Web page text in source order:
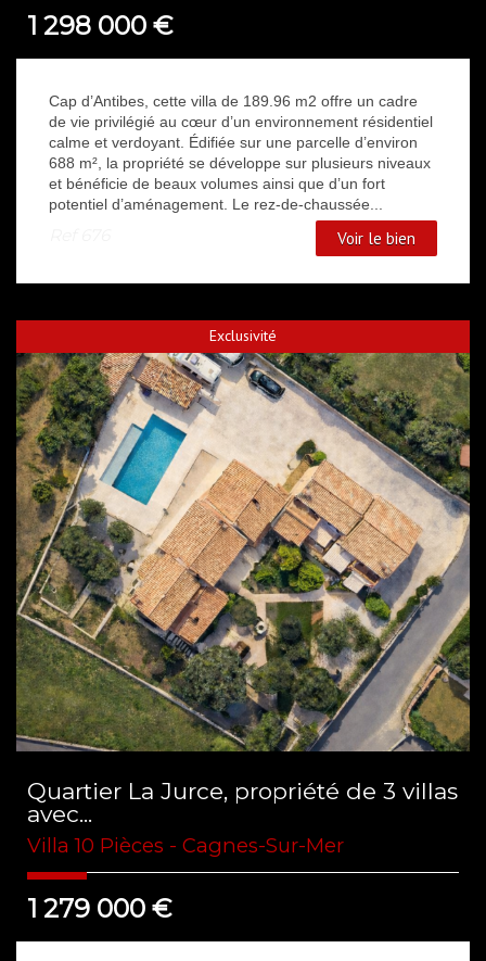
1 298 000 €
Cap d’Antibes, cette villa de 189.96 m2 offre un cadre
de vie privilégié au cœur d’un environnement résidentiel
calme et verdoyant. Édifiée sur une parcelle d’environ
688 m², la propriété se développe sur plusieurs niveaux
et bénéficie de beaux volumes ainsi que d’un fort
potentiel d’aménagement. Le rez-de-chaussée...
Voir le bien
Exclusivité
Quartier La Jurce, propriété de 3 villas
avec...
Villa 10 Pièces - Cagnes-Sur-Mer
1 279 000 €